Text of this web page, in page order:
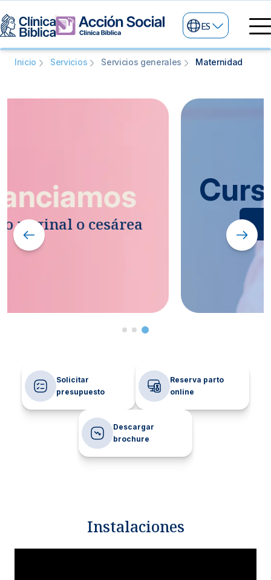
ES
Inicio Servicios Servicios generales Maternidad
Curso de parto
Consulte aqui
Solicitar
presupuesto
Reserva parto
online
Descargar
brochure
Instalaciones